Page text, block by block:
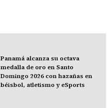
Panamá alcanza su octava
medalla de oro en Santo
Domingo 2026 con hazañas en
béisbol, atletismo y eSports